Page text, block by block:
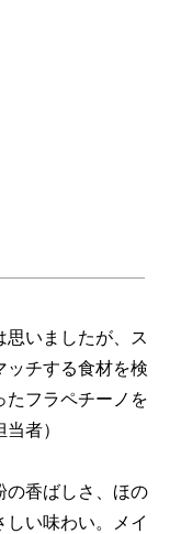
思いましたが、ス
ッチする食材を検
たフラペチーノを
者）
香ばしさ、ほの
い味わい。メイ